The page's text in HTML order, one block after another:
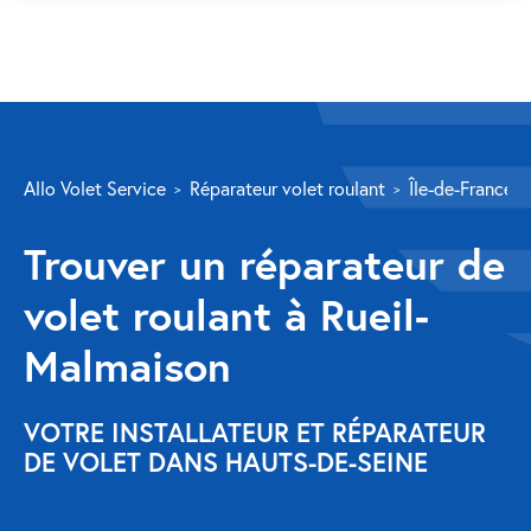
Volet roulant
Réparation
Volet roulant Velux
Au-delà de la fenêtre
Réparation store banne
Réparation portail
Allo Volet Service Réparateur volet roulant Île-de-France
Trouver un réparateur de
volet roulant à Rueil-
Malmaison
VOTRE INSTALLATEUR ET RÉPARATEUR
DE VOLET DANS HAUTS-DE-SEINE